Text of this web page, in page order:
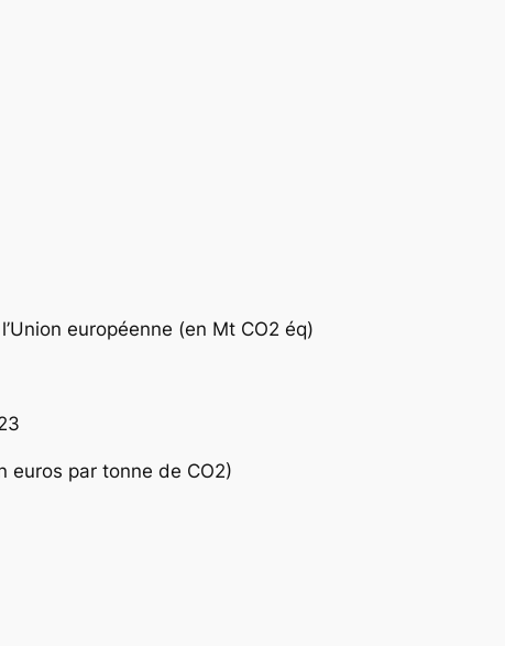
européenne (en Mt CO2 éq)
euros par tonne de CO2)